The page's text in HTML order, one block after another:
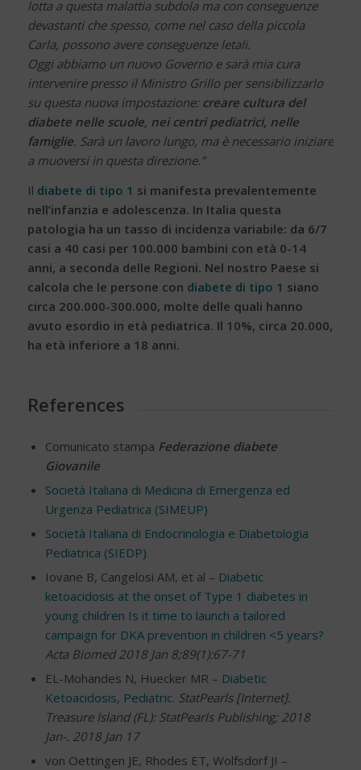
lotta a questa malattia subdola ma con conseguenze
devastanti che spesso, come nel caso della piccola
Carla, possono avere conseguenze letali.
Oggi abbiamo un nuovo Governo e sarà mia cura
intervenire presso il Ministro Grillo per sensibilizzarlo
su questa nuova impostazione: creare cultura del
diabete nelle scuole, nei centri pediatrici, nelle
famiglie. Sarà un lavoro lungo, ma è necessario iniziare
a muoversi in questa direzione.”
Il diabete di tipo 1 si manifesta prevalentemente
nell’infanzia e adolescenza. In Italia questa
patologia ha un tasso di incidenza variabile: da 6/7
casi a 40 casi per 100.000 bambini con età 0-14
anni, a seconda delle Regioni. Nel nostro Paese si
calcola che le persone con diabete di tipo 1 siano
circa 200.000-300.000, molte delle quali hanno
avuto esordio in età pediatrica. Il 10%, circa 20.000,
ha età inferiore a 18 anni.
References
Comunicato stampa Federazione diabete
Giovanile
Società Italiana di Medicina di Emergenza ed
Urgenza Pediatrica (SIMEUP)
Società Italiana di Endocrinologia e Diabetologia
Pediatrica (SIEDP)
Iovane B, Cangelosi AM, et al – Diabetic
ketoacidosis at the onset of Type 1 diabetes in
young children Is it time to launch a tailored
campaign for DKA prevention in children <5 years?
Acta Biomed 2018 Jan 8;89(1):67-71
EL-Mohandes N, Huecker MR – Diabetic
Ketoacidosis, Pediatric. StatPearls [Internet].
Treasure Island (FL): StatPearls Publishing; 2018
Jan-. 2018 Jan 17
von Oettingen JE, Rhodes ET, Wolfsdorf JI –